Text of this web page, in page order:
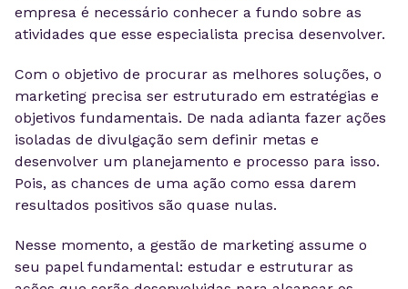
empresa é necessário conhecer a fundo sobre as
atividades que esse especialista precisa desenvolver.
Com o objetivo de procurar as melhores soluções, o
marketing precisa ser estruturado em estratégias e
objetivos fundamentais. De nada adianta fazer ações
isoladas de divulgação sem definir metas e
desenvolver um planejamento e processo para isso.
Pois, as chances de uma ação como essa darem
resultados positivos são quase nulas.
Nesse momento, a gestão de marketing assume o
seu papel fundamental: estudar e estruturar as